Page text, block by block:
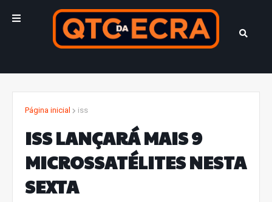
Página inicial iss
ISS LANÇARÁ MAIS 9
MICROSSATÉLITES NESTA
SEXTA